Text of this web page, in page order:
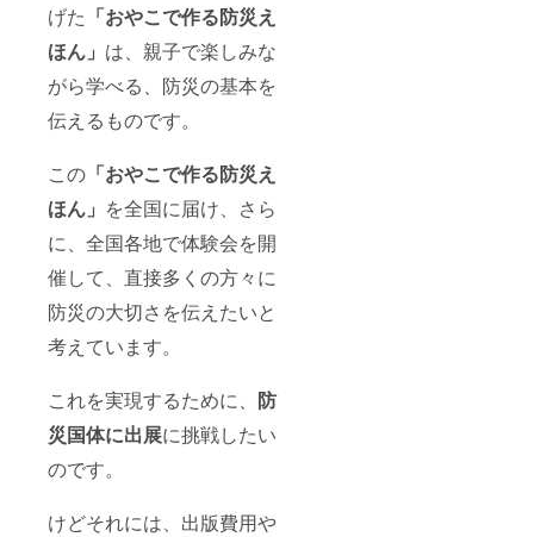
げた 「おやこで作る防災え
ほん」 は、親子で楽しみな
がら学べる、防災の基本を
伝えるものです。
この 「おやこで作る防災え
ほん」 を全国に届け、さら
に、全国各地で体験会を開
催して、直接多くの方々に
防災の大切さを伝えたいと
考えています。
これを実現するために、 防
災国体に出展に挑戦したい
のです。
けどそれには、出版費用や